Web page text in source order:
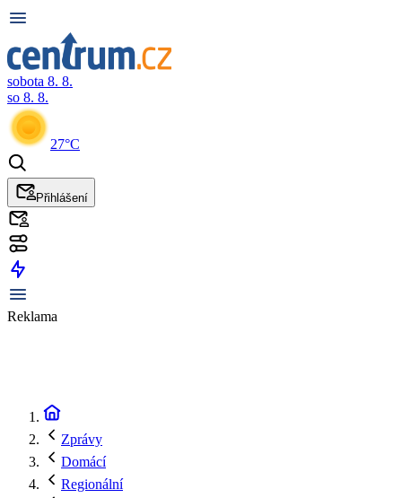
sobota 8. 8.
so 8. 8.
27°C
Přihlášení
Reklama
Zprávy
Domácí
Regionální